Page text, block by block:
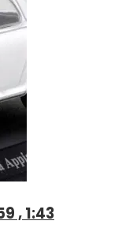
, 1:43